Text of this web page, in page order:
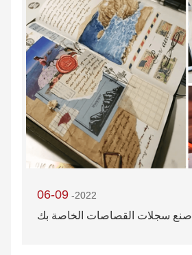
06-09 -2022
اصنع سجلات القصاصات الخاصة بك